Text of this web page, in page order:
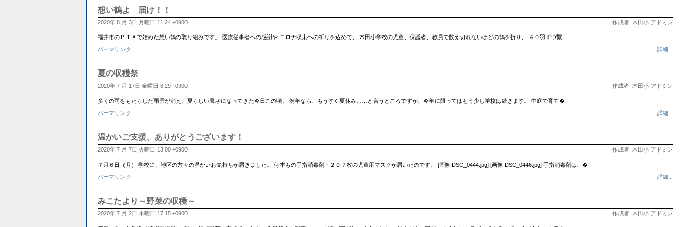
想い鶴よ 届け！！
2020年 8 月 3日 月曜日 11:24 +0900 作成者: 木田小 アドミン
福井市のＰＴＡで始めた想い鶴の取り組みです。 医療従事者への感謝や コロナ収束への祈りを込めて、 木田小学校の児童、保護者、教員で数え切れないほどの鶴を折り、 ４０羽ずつ繋
パーマリンク
詳細...
夏の収穫祭
2020年 7 月 17日 金曜日 8:29 +0900 作成者: 木田小 アドミン
多くの雨をもたらした雨雲が消え、夏らしい暑さになってきた今日この頃。 例年なら、もうすぐ夏休み……と言うところですが、今年に限ってはもう少し学校は続きます。 中庭で育て�
パーマリンク
詳細...
温かいご支援、ありがとうございます！
2020年 7 月 7日 火曜日 13:00 +0900 作成者: 木田小 アドミン
７月６日（月） 学校に、地区の方々の温かいお気持ちが届きました。 何本もの手指消毒剤・２０７枚の児童用マスクが届いたのです。 [画像:DSC_0444.jpg] [画像:DSC_0446.jpg] 手指消毒剤は、�
パーマリンク
詳細...
みこたより～野菜の収穫～
2020年 7 月 2日 木曜日 17:15 +0900 作成者: 木田小 アドミン